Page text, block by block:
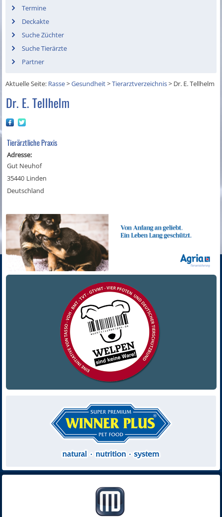
Termine
Deckakte
Suche Züchter
Suche Tierärzte
Partner
Aktuelle Seite: Rasse>Gesundheit>Tierarztverzeichnis> Dr. E. Tellhelm
Dr. E. Tellhelm
Tierärztliche Praxis
Adresse:
Gut Neuhof
35440 Linden
Deutschland